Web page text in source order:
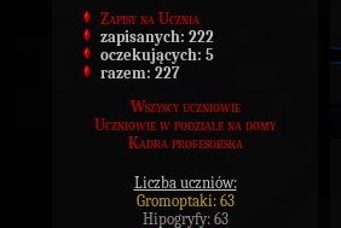
Zapisy na Ucznia
zapisanych: 222
oczekujących: 5
razem: 227
Wszyscy uczniowie
Uczniowie w podziale na domy
Kadra profesorska
Liczba uczniów:
Gromoptaki: 63
Hipogryfy: 63